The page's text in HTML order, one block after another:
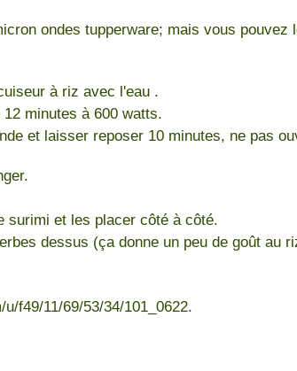
ondes tupperware; mais vous pouvez
à riz avec l'eau .
minutes à 600 watts.
et laisser reposer 10 minutes, ne pas
surimi et les placer côté à côté.
dessus (ça donne un peu de goût au